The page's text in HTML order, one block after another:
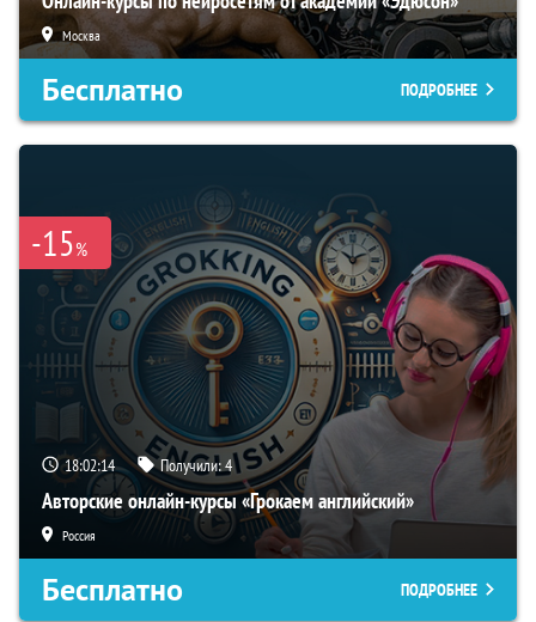
Москва
Бесплатно ПОДРОБНЕЕ
-15%
18:02:13 Получили:4
Авторские онлайн-курсы «Грокаем английский»
Россия
Бесплатно ПОДРОБНЕЕ